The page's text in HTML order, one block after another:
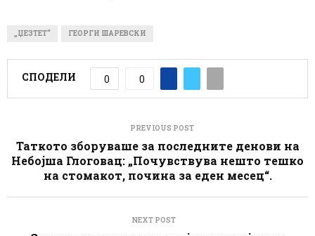
„ЏЕЗТЕТ“ ГЕОРГИ ШАРЕВСКИ
СПОДЕЛИ 0 0
PREVIOUS POST
Таткото зборуваше за последните денови на
Небојша Глоговац: „Почувствува нешто тешко
на стомакот, почина за еден месец“.
NEXT POST